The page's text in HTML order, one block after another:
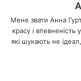
Мене звати Анна
красу і
які шукають не